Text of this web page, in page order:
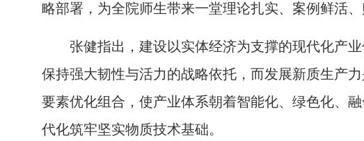
略部署，为全院师生带来一堂理论扎实、案例鲜活
张健指出，建设以实体经济为支撑的现代化产业
保持强大韧性与活力的战略依托，而发展新质生产
要素优化组合，使产业体系朝着智能化、绿色化、
代化筑牢坚实物质技术基础。